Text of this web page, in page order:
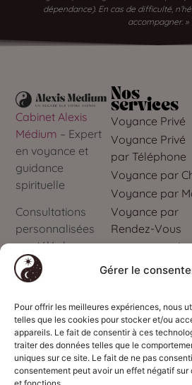
Gérer le
Pour offrir les meilleures expériences, nous
telles que les cookies pour stocker et/ou
appareils. Le fait de consentir à ces
traiter des données telles que le
uniques sur ce site. Le fait de ne pas
consentement peut avoir un effet négatif
dépendance). En cas de difficulté,
accompagner. »
Cabinet Alexis
Médium – Expert
en voyance et
guidance
spirituelle
Consultations
personnalisées
par téléphone,
chat ou mail
réponses 7j/7 et
24h/24
Service
téléphonique
interdit aux
Nos
services
Voyance Privé
Voyance Privé
par Téléphone
Voyance par
Voyance par
Voyance par
Rendez-Vous
Voyance